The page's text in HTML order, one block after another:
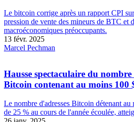
Le bitcoin corrige après un rapport CPI
pression de vente des mineurs de BTC et
macroéconomiques préoccupants.
13 févr. 2025
Marcel Pechman
Hausse spectaculaire du
Bitcoin contenant au moins 100
Le nombre d'adresses Bitcoin détenant au
de 25 % au cours de l'année écoulée,